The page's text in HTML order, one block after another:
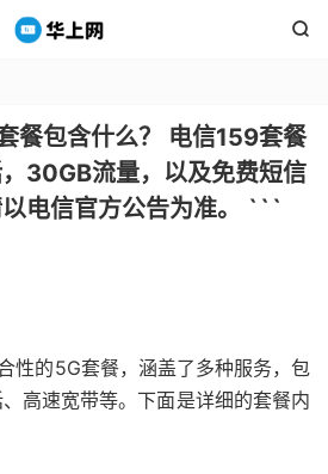

餐包含什么？ 电信159套餐
30GB流量，以及免费短信
电信官方公告为准。 ```
性的5G套餐，涵盖了多种服务，包
高速宽带等。下面是详细的套餐内